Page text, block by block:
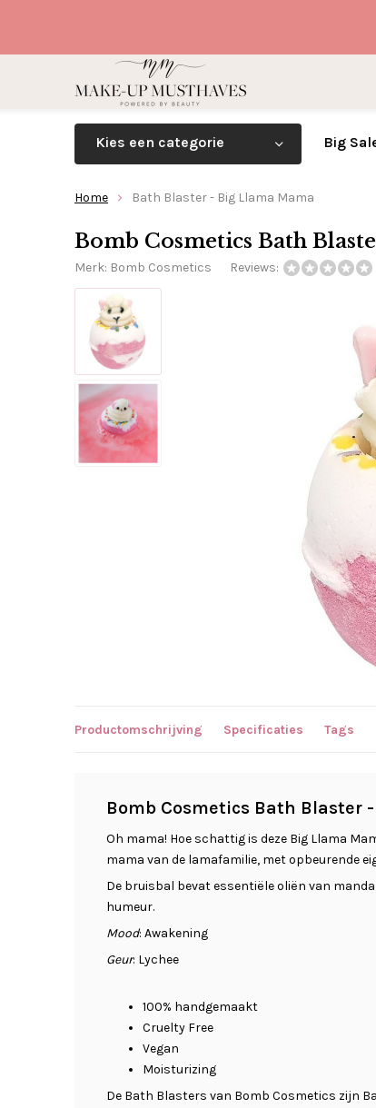
Kies een categorie Big
Home Bath Blaster - Big Llama Mama
Bomb Cosmetics Bath
Merk: Bomb Cosmetics Reviews:
Productomschrijving Specificaties Tags
Bomb Cosmetics Bath Blaster
Oh mama! Hoe schattig is deze Big Llama
mama van de lamafamilie, met opbeurende
De bruisbal bevat essentiële oliën van
humeur.
Mood: Awakening
Geur: Lychee
100% handgemaakt
Cruelty Free
Vegan
Moisturizing
De Bath Blasters van Bomb Cosmetics zijn